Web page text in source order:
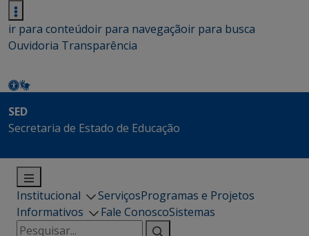
ir para conteúdoir para navegaçãoir para busca
Ouvidoria Transparência
SED
Secretaria de Estado de Educação
Institucional ServiçosProgramas e Projetos
Informativos
Fale ConoscoSistemas
Pesquisar